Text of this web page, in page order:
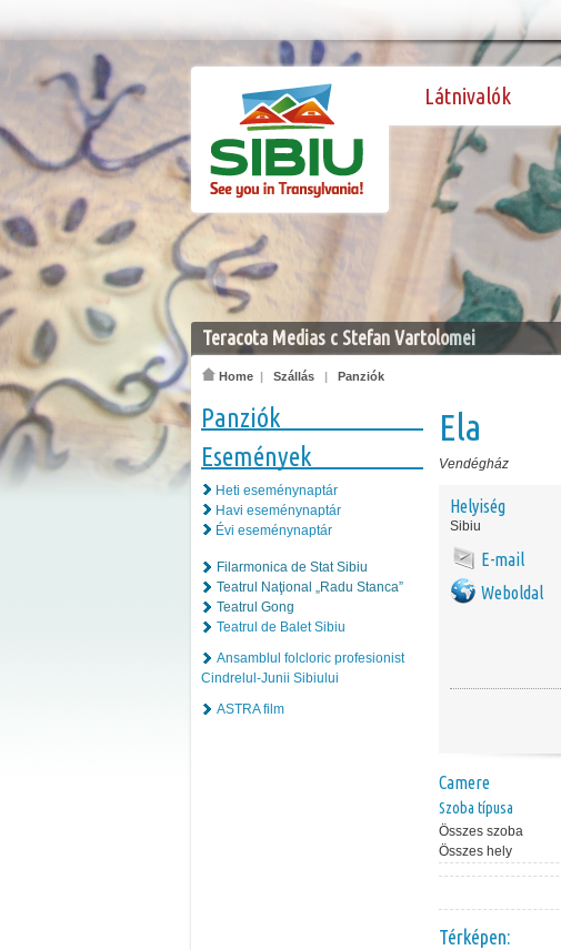
Látnivalók
Teracota Medias c Stefan Vartolomei
Home | Szállás | Panziók
Panziók
Események
Heti eseménynaptár
Havi eseménynaptár
Évi eseménynaptár
Filarmonica de Stat Sibiu
Teatrul Naţional „Radu Stanca”
Teatrul Gong
Teatrul de Balet Sibiu
Ansamblul folcloric profesionist
Cindrelul-Junii Sibiului
ASTRA film
Ela
Vendégház
Helyiség
Sibiu
E-mail
Weboldal
Camere
Szoba típusa
Összes szoba
Összes hely
Térképen: